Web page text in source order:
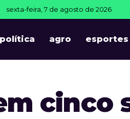
sexta-feira, 7 de agosto de 2026
política agro esportes
cinco